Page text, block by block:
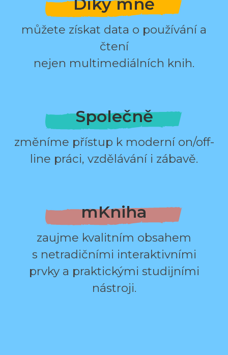
můžete získat data o používání a
čtení
nejen multimediálních knih.
Společně
změníme přístup k moderní on/off-
line práci, vzdělávání i zábavě.
mKniha
zaujme kvalitním obsahem
s netradičními interaktivními
prvky a praktickými studijními
nástroji.